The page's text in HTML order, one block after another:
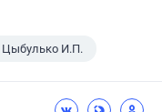
Цыбулько И.П.